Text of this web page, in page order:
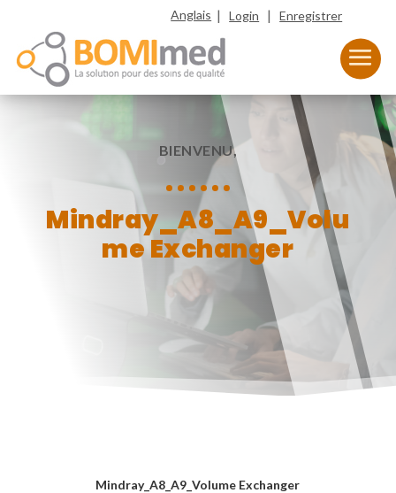
Anglais |Login |Enregistrer
BIENVENU,
Mindray_A8_A9_Volu
me Exchanger
Mindray_A8_A9_Volume Exchanger